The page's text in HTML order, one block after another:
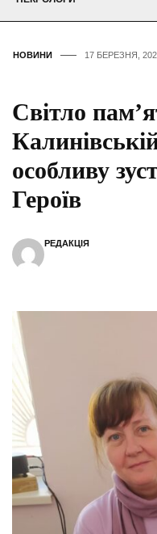
НОВИНИ 17 БЕРЕЗНЯ,
Світло
особливу
Героїв
РЕДАКЦІЯ